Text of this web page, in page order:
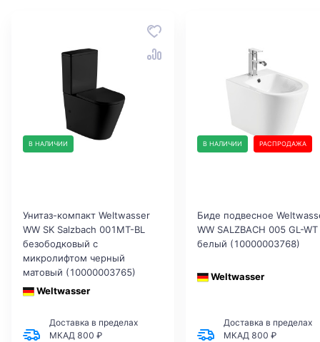
В НАЛИЧИИ
Унитаз-компакт Weltwasser
WW SK Salzbach 001MT-BL
безободковый с
микролифтом черный
матовый (10000003765)
Weltwasser
Доставка в пределах
МКАД 800 ₽
В НАЛИЧИИ РАСПРОДАЖА
Биде подвесное
WW SALZBACH 005 GL-WT
белый (10000003768)
Weltwasser
Доставка в пределах
МКАД 800 ₽